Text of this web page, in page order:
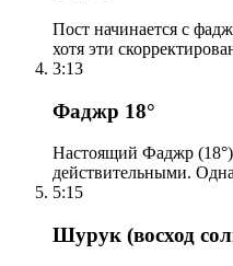
Пост начинается с
хотя эти
3:13
Фаджр 18°
Настоящий Фаджр (18°)
действительными.
5:15
Шурук (восход